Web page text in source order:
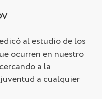
al estudio de los
ocurren en nuestro
a la
a cualquier